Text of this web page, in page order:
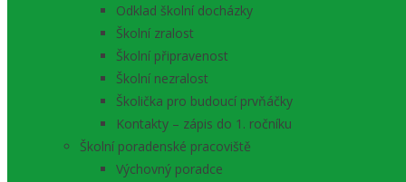
Odklad školní docházky
Školní zralost
Školní připravenost
Školní nezralost
Školička pro budoucí prvňáčky
Kontakty – zápis do 1. ročníku
Školní poradenské pracoviště
Výchovný poradce